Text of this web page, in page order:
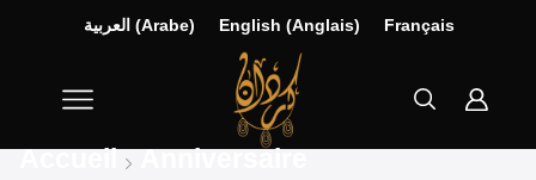
العربية (Arabe) English (Anglais) Français
Accueil Anniversaire